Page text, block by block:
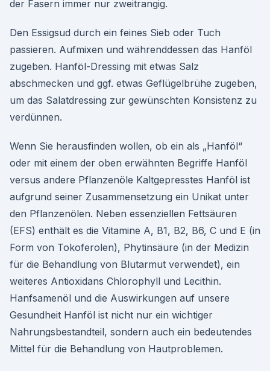
der Fasern immer nur zweitrangig.
Den Essigsud durch ein feines Sieb oder Tuch
passieren. Aufmixen und währenddessen das Hanföl
zugeben. Hanföl-Dressing mit etwas Salz
abschmecken und ggf. etwas Geflügelbrühe zugeben,
um das Salatdressing zur gewünschten Konsistenz zu
verdünnen.
Wenn Sie herausfinden wollen, ob ein als „Hanföl“
oder mit einem der oben erwähnten Begriffe Hanföl
versus andere Pflanzenöle Kaltgepresstes Hanföl ist
aufgrund seiner Zusammensetzung ein Unikat unter
den Pflanzenölen. Neben essenziellen Fettsäuren
(EFS) enthält es die Vitamine A, B1, B2, B6, C und E (in
Form von Tokoferolen), Phytinsäure (in der Medizin
für die Behandlung von Blutarmut verwendet), ein
weiteres Antioxidans Chlorophyll und Lecithin.
Hanfsamenöl und die Auswirkungen auf unsere
Gesundheit Hanföl ist nicht nur ein wichtiger
Nahrungsbestandteil, sondern auch ein bedeutendes
Mittel für die Behandlung von Hautproblemen.